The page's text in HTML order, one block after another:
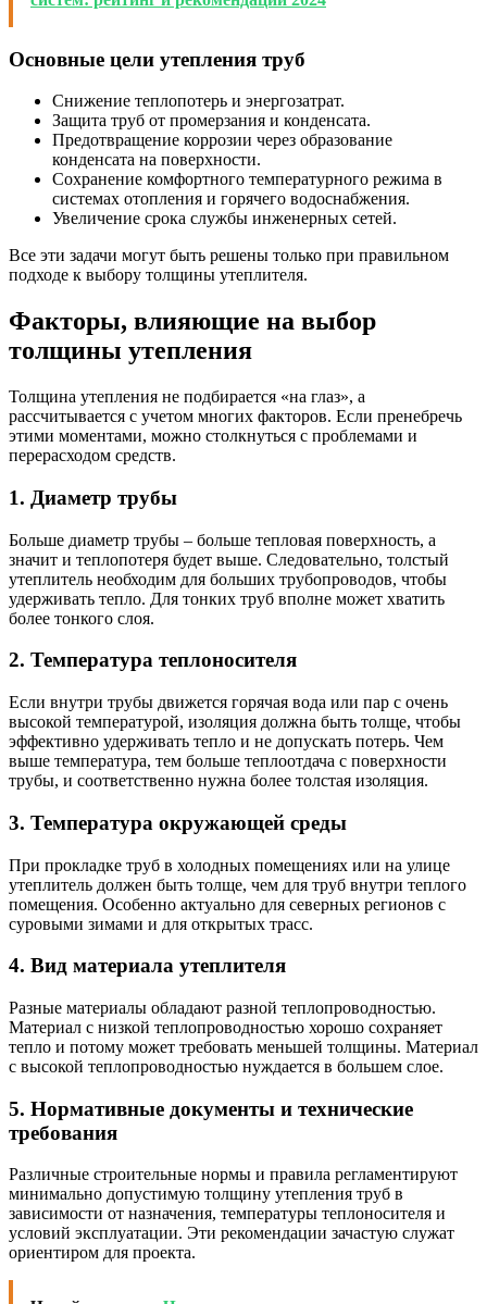
Основные цели утепления труб
Снижение теплопотерь и энергозатрат.
Защита труб от промерзания и конденсата.
Предотвращение коррозии через образование
конденсата на поверхности.
Сохранение комфортного температурного режима в
системах отопления и горячего водоснабжения.
Увеличение срока службы инженерных сетей.
Все эти задачи могут быть решены только при правильном
подходе к выбору толщины утеплителя.
Факторы, влияющие на выбор
толщины утепления
Толщина утепления не подбирается «на глаз», а
рассчитывается с учетом многих факторов. Если пренебречь
этими моментами, можно столкнуться с проблемами и
перерасходом средств.
1. Диаметр трубы
Больше диаметр трубы – больше тепловая поверхность, а
значит и теплопотеря будет выше. Следовательно, толстый
утеплитель необходим для больших трубопроводов, чтобы
удерживать тепло. Для тонких труб вполне может хватить
более тонкого слоя.
2. Температура теплоносителя
Если внутри трубы движется горячая вода или пар с очень
высокой температурой, изоляция должна быть толще, чтобы
эффективно удерживать тепло и не допускать потерь. Чем
выше температура, тем больше теплоотдача с поверхности
трубы, и соответственно нужна более толстая изоляция.
3. Температура окружающей среды
При прокладке труб в холодных помещениях или на улице
утеплитель должен быть толще, чем для труб внутри теплого
помещения. Особенно актуально для северных регионов с
суровыми зимами и для открытых трасс.
4. Вид материала утеплителя
Разные материалы обладают разной теплопроводностью.
Материал с низкой теплопроводностью хорошо сохраняет
тепло и потому может требовать меньшей толщины. Материал
с высокой теплопроводностью нуждается в большем слое.
5. Нормативные документы и технические
требования
Различные строительные нормы и правила регламентируют
минимально допустимую толщину утепления труб в
зависимости от назначения, температуры теплоносителя и
условий эксплуатации. Эти рекомендации зачастую служат
ориентиром для проекта.